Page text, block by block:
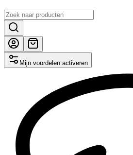
Mijn voordelen activeren